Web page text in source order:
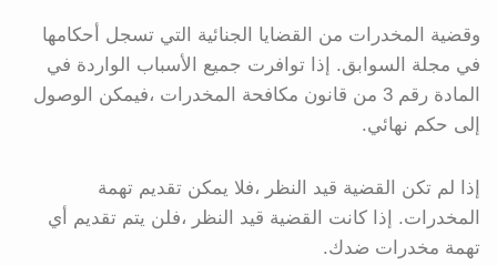
وقضية المخدرات من القضايا الجنائية التي تسجل أحكامها
في مجلة السوابق. إذا توافرت جميع الأسباب الواردة في
المادة رقم 3 من قانون مكافحة المخدرات ،فيمكن الوصول
إلى حكم نهائي.
إذا لم تكن القضية قيد النظر ،فلا يمكن تقديم تهمة
المخدرات. إذا كانت القضية قيد النظر ،فلن يتم تقديم أي
تهمة مخدرات ضدك.